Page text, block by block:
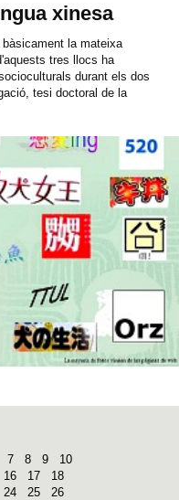
xinesa
la mateixa
tres llocs ha
durant els dos
tesi doctoral de la
7 8 9
10
16 17
18
24 25
26